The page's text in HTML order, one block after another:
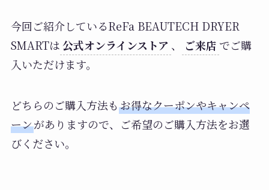
今回ご紹介しているReFa BEAUTECH DRYER
SMARTは公式オンラインストア 、 ご来店 でご購
入いただけます。
どちらのご購入方法も お得なクーポンやキャンペ
ーンがありますので、ご希望のご購入方法をお選
びください。